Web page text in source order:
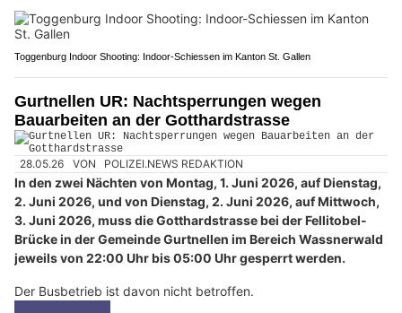
Toggenburg Indoor Shooting: Indoor-Schiessen im Kanton St. Gallen
Gurtnellen UR: Nachtsperrungen wegen
Bauarbeiten an der Gotthardstrasse
28.05.26 VON POLIZEI.NEWS REDAKTION
In den zwei Nächten von Montag, 1. Juni 2026, auf Dienstag,
2. Juni 2026, und von Dienstag, 2. Juni 2026, auf Mittwoch,
3. Juni 2026, muss die Gotthardstrasse bei der Fellitobel-
Brücke in der Gemeinde Gurtnellen im Bereich Wassnerwald
jeweils von 22:00 Uhr bis 05:00 Uhr gesperrt werden.
Der Busbetrieb ist davon nicht betroffen.